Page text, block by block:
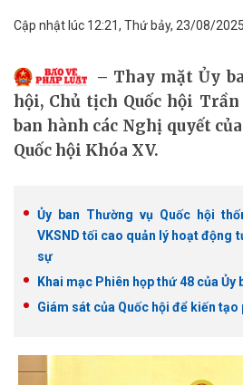
Cập nhật lúc 12:21, Thứ bảy, 23/08/2025
Thay mặt Ủy
hội, Chủ tịch Quốc hội
ban hành các Nghị quyết
Quốc hội Khóa XV.
Ủy ban Thường vụ Quốc hội
VKSND tối cao quản lý hoạt động
sự
Khai mạc Phiên họp thứ 48 của Ủy
Giám sát của Quốc hội để kiến tạo